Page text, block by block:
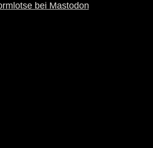
bei Mastodon